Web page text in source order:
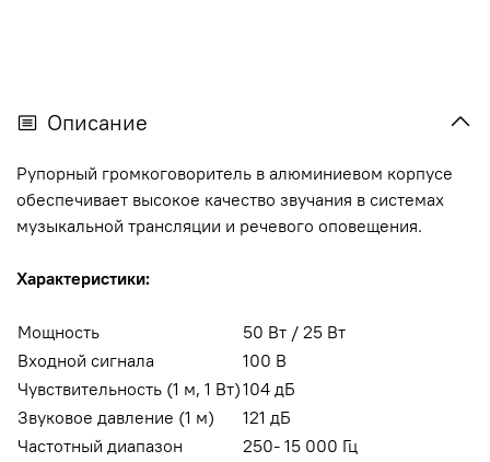
Описание
Рупорный громкоговоритель в алюминиевом корпусе
обеспечивает высокое качество звучания в системах
музыкальной трансляции и речевого оповещения.
Характеристики:
Мощность
50 Вт / 25 Вт
Входной сигнала
100 В
Чувствительность (1 м, 1 Вт)104 дБ
Звуковое давление (1 м)
121 дБ
Частотный диапазон
250‑ 15 000 Гц